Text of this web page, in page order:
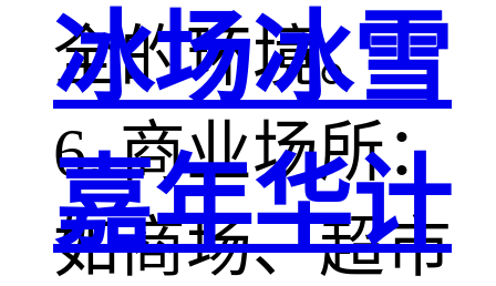
全的环境。
6. 商业场所：
如商场、超市
冰场冰雪
嘉年华计